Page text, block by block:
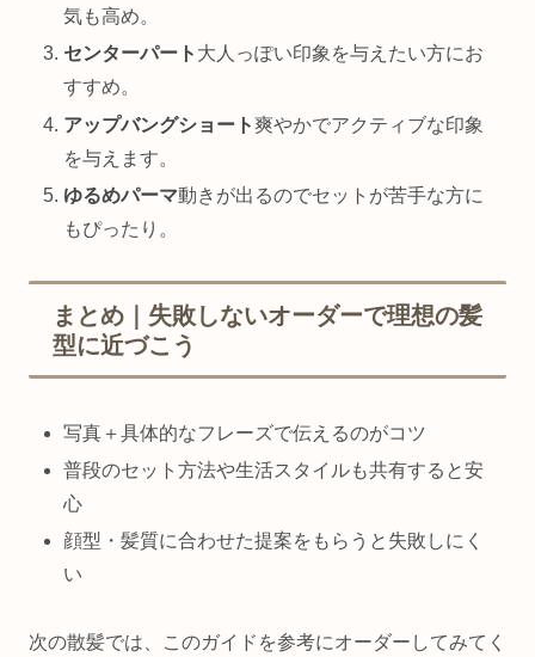
気も高め。
センターパート 大人っぽい印象を与えたい方にお
すすめ。
アップバングショート爽やかでアクティブな印象
を与えます。
ゆるめパーマ動きが出るのでセットが苦手な方に
もぴったり。
まとめ｜失敗しないオーダーで理想の髪
型に近づこう
写真＋具体的なフレーズで伝えるのがコツ
普段のセット方法や生活スタイルも共有すると安
心
顔型・髪質に合わせた提案をもらうと失敗しにく
い
次の散髪では、このガイドを参考にオーダーしてみてく